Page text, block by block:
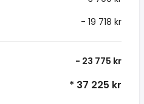
- 19 718 kr
- 23 775 kr
* 37 225 kr